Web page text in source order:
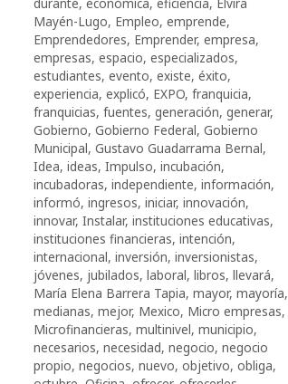
Mayén-Lugo, Empleo, emprende,
Emprendedores, Emprender, empresa,
empresas, espacio, especializados,
estudiantes, evento, existe, éxito,
experiencia, explicó, EXPO, franquicia,
franquicias, fuentes, generación, generar,
Gobierno, Gobierno Federal, Gobierno
Municipal, Gustavo Guadarrama Bernal,
Idea, ideas, Impulso, incubación,
incubadoras, independiente, información,
informó, ingresos, iniciar, innovación,
innovar, Instalar, instituciones educativas,
instituciones financieras, intención,
internacional, inversión, inversionistas,
jóvenes, jubilados, laboral, libros, llevará,
María Elena Barrera Tapia, mayor, mayoría,
medianas, mejor, Mexico, Micro empresas,
Microfinancieras, multinivel, municipio,
necesarios, necesidad, negocio, negocio
propio, negocios, nuevo, objetivo, obliga,